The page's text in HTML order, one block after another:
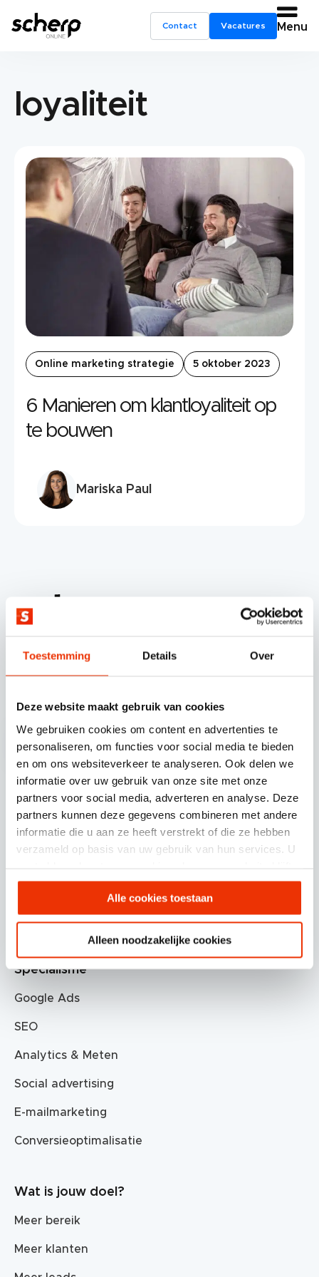
Toestemming Details Over
Deze website maakt gebruik van cookies
We gebruiken cookies om content en advertenties te
personaliseren, om functies voor social media te bieden
en om ons websiteverkeer te analyseren. Ook delen we
informatie over uw gebruik van onze site met onze
partners voor social media, adverteren en analyse. Deze
partners kunnen deze gegevens combineren met andere
informatie die u aan ze heeft verstrekt of die ze hebben
verzameld op basis van uw gebruik van hun services. U
gebruiken.
Alle cookies toestaan
Alleen noodzakelijke cookies
Contact Vacatures Menu
loyaliteit
Online marketing strategie 5 oktober 2023
6 Manieren om klantloyaliteit op
te bouwen
Mariska Paul
© SCHERPONLINE 2026
Scherponline.nl BV.
Professor Doctor Dorgelolaan 14
5613 AM Eindhoven
info@scherponline.nl
Specialisme
Google Ads
SEO
Analytics & Meten
Social advertising
E-mailmarketing
Conversieoptimalisatie
Wat is jouw doel?
Meer bereik
Meer klanten